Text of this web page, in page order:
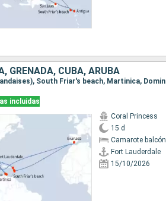
GRENADA, CUBA, ARUBA
incluidas
Coral Princess
15 d
Camarote balcón
Fort Lauderdale
15/10/2026